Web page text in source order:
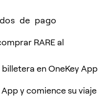
de pago
RARE al
en OneKey App
y comience su viaje